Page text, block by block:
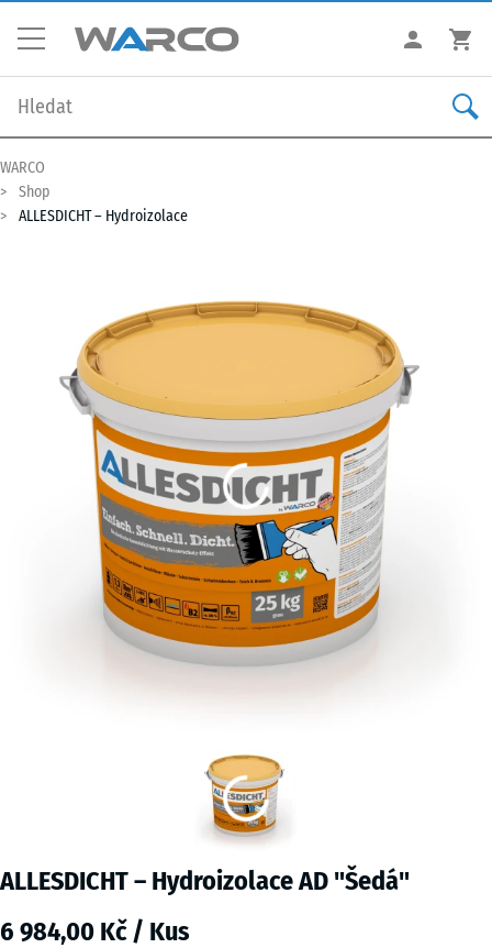
WARCO
Shop
ALLESDICHT – Hydroizolace
ALLESDICHT – Hydroizolace AD "Šedá"
6 984,00 Kč / Kus